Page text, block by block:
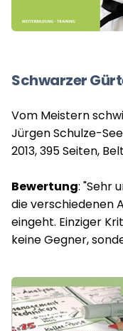
Schwarzer
Vom Meistern
Jürgen Schulze-
2013, 395 Seiten,
Bewertung: "Sehr
die verschiedenen
eingeht. Einziger
keine Gegner,